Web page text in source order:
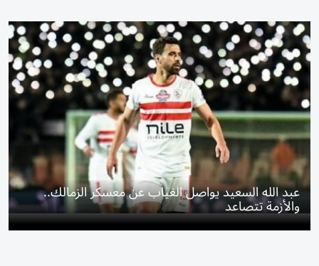
عبد الله السعيد يواصل الغياب عن معسكر الزمالك..
والأزمة تتصاعد